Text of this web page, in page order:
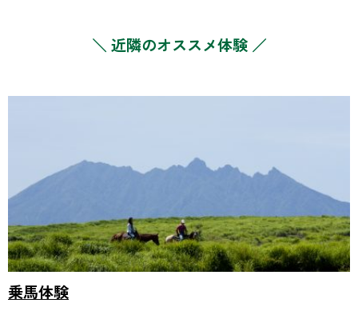
＼ 近隣のオススメ体験 ／
乗馬体験